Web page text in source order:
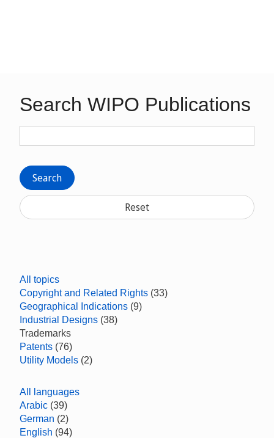
Search WIPO Publications
Search
Reset
All topics
Copyright and Related Rights (33)
Geographical Indications (9)
Industrial Designs (38)
Trademarks
Patents (76)
Utility Models (2)
All languages
Arabic (39)
German (2)
English (94)